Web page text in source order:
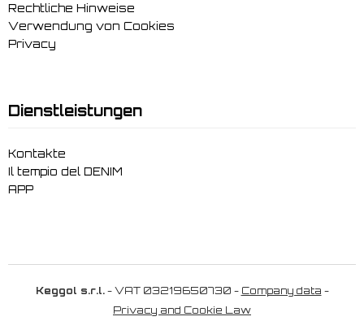
Rechtliche Hinweise
Verwendung von Cookies
Privacy
Dienstleistungen
Kontakte
Il tempio del DENIM
APP
Keggol s.r.l.- VAT 03219650730 - Company data -
Privacy and Cookie Law